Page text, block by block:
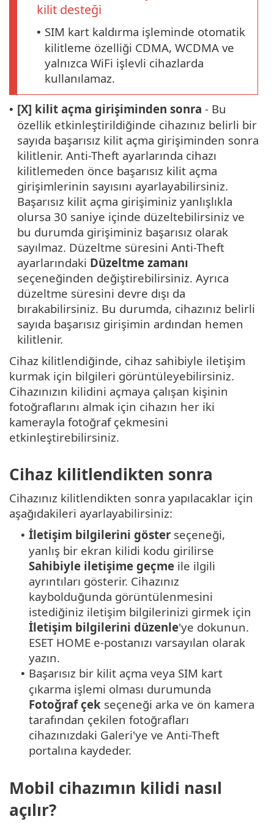
kilit desteği
• SIM kart kaldırma işleminde otomatik
kilitleme özelliği CDMA, WCDMA ve
yalnızca WiFi işlevli cihazlarda
kullanılamaz.
• [X] kilit açma girişiminden sonra - Bu
özellik etkinleştirildiğinde cihazınız belirli bir
sayıda başarısız kilit açma girişiminden sonra
kilitlenir. Anti-Theft ayarlarında cihazı
kilitlemeden önce başarısız kilit açma
girişimlerinin sayısını ayarlayabilirsiniz.
Başarısız kilit açma girişiminiz yanlışlıkla
olursa 30 saniye içinde düzeltebilirsiniz ve
bu durumda girişiminiz başarısız olarak
sayılmaz. Düzeltme süresini Anti-Theft
ayarlarındaki Düzeltme zamanı
seçeneğinden değiştirebilirsiniz. Ayrıca
düzeltme süresini devre dışı da
bırakabilirsiniz. Bu durumda, cihazınız belirli
sayıda başarısız girişimin ardından hemen
kilitlenir.
Cihaz kilitlendiğinde, cihaz sahibiyle iletişim
kurmak için bilgileri görüntüleyebilirsiniz.
Cihazınızın kilidini açmaya çalışan kişinin
fotoğraflarını almak için cihazın her iki
kamerayla fotoğraf çekmesini
etkinleştirebilirsiniz.
Cihaz kilitlendikten sonra
Cihazınız kilitlendikten sonra yapılacaklar için
aşağıdakileri ayarlayabilirsiniz:
• İletişim bilgilerini göster seçeneği,
yanlış bir ekran kilidi kodu girilirse
Sahibiyle iletişime geçme ile ilgili
ayrıntıları gösterir. Cihazınız
kaybolduğunda görüntülenmesini
istediğiniz iletişim bilgilerinizi girmek için
İletişim bilgilerini düzenle'ye dokunun.
ESET HOME e-postanızı varsayılan olarak
yazın.
• Başarısız bir kilit açma veya SIM kart
çıkarma işlemi olması durumunda
Fotoğraf çek seçeneği arka ve ön kamera
tarafından çekilen fotoğrafları
cihazınızdaki Galeri'ye ve Anti-Theft
portalına kaydeder.
Mobil cihazımın kilidi nasıl
açılır?